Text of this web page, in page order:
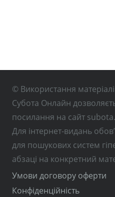
© Використання
Субота Онлайн
посилання на сайт
Для інтернет-видань
для пошукових систем
абзаці на конкретний
Умови договору оферти
Конфіденційність